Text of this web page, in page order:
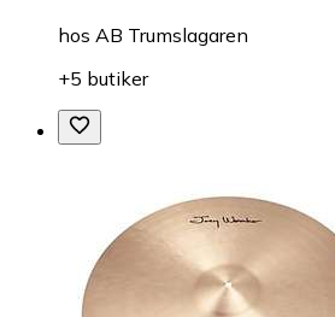
hos AB Trumslagaren
+5 butiker